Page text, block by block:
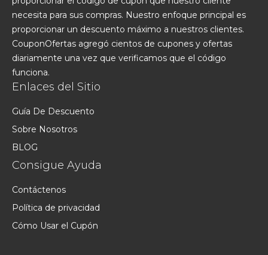
necesita para sus compras. Nuestro enfoque principal es
proporcionar un descuento máximo a nuestros clientes.
CouponOfertas agregó cientos de cupones y ofertas
diariamente una vez que verificamos que el código
funciona.
Enlaces del Sitio
Guía De Descuento
Sobre Nosotros
BLOG
Consigue Ayuda
Contáctenos
Política de privacidad
Cómo Usar el Cupón